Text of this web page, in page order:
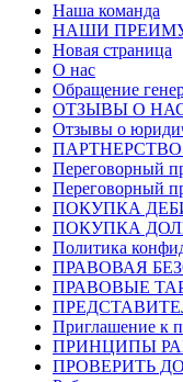
Наша команда
НАШИ
Новая страница
О нас
Обращение
ОТЗЫВЫ О
Отзывы о
Переговорный
Переговорный
ПОКУПКА
ПОКУПКА
Политика
ПРАВОВАЯ
ПРАВОВЫЕ
Приглашение к
ПРИНЦИПЫ
ПРОВЕРИТЬ